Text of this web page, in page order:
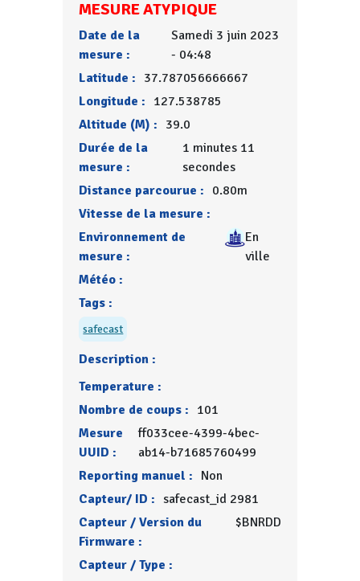
MESURE ATYPIQUE
Date de la
mesure :
Samedi 3 juin 2023
- 04:48
Latitude : 37.787056666667
Longitude : 127.538785
Altitude (M) : 39.0
Durée de la
mesure :
1 minutes 11
secondes
Distance parcourue : 0.80m
Vitesse de la mesure :
Environnement de
mesure :
En
ville
Météo :
Tags :
safecast
Description :
Temperature :
Nombre de coups : 101
Mesure
UUID :
ff033cee-4399-4bec-
ab14-b71685760499
Reporting manuel : Non
Capteur/ ID : safecast_id 2981
Capteur / Version du
Firmware :
$BNRDD
Capteur / Type :